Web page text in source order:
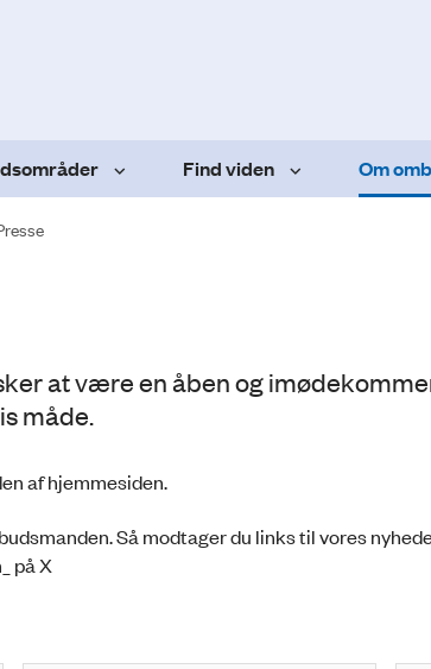
Find viden Om
at være en åben og
måde.
af hjemmesiden.
Så modtager du links til vores
på X